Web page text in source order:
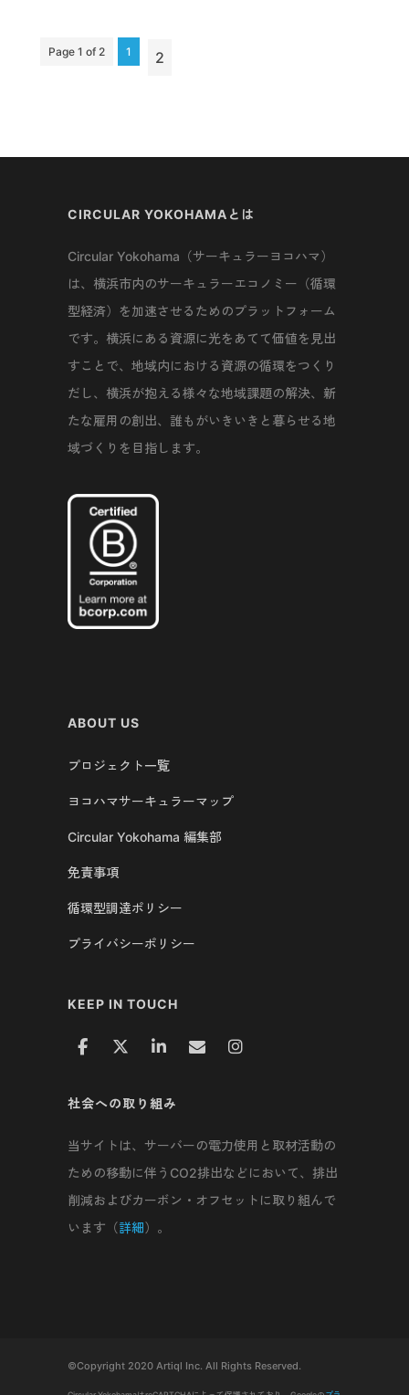
Page 1 of 2 1 2
CIRCULAR YOKOHAMAとは
Circular Yokohama（サーキュラーヨコハマ）
は、横浜市内のサーキュラーエコノミー（循環
型経済）を加速させるためのプラットフォーム
です。横浜にある資源に光をあてて価値を見出
すことで、地域内における資源の循環をつくり
だし、横浜が抱える様々な地域課題の解決、新
たな雇用の創出、誰もがいきいきと暮らせる地
域づくりを目指します。
ABOUT US
プロジェクト一覧
ヨコハマサーキュラーマップ
Circular Yokohama 編集部
免責事項
循環型調達ポリシー
プライバシーポリシー
KEEP IN TOUCH
社会への取り組み
当サイトは、サーバーの電力使用と取材活動の
ための移動に伴うCO2排出などにおいて、排出
削減およびカーボン・オフセットに取り組んで
います（詳細）。
©Copyright 2020 Artiql Inc. All Rights Reserved.